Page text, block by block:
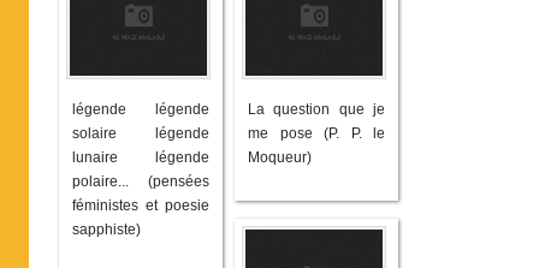
légende légende
solaire légende
lunaire légende
polaire... (pensées
féministes et poesie
sapphiste)
La question que je
me pose (P. P. le
Moqueur)